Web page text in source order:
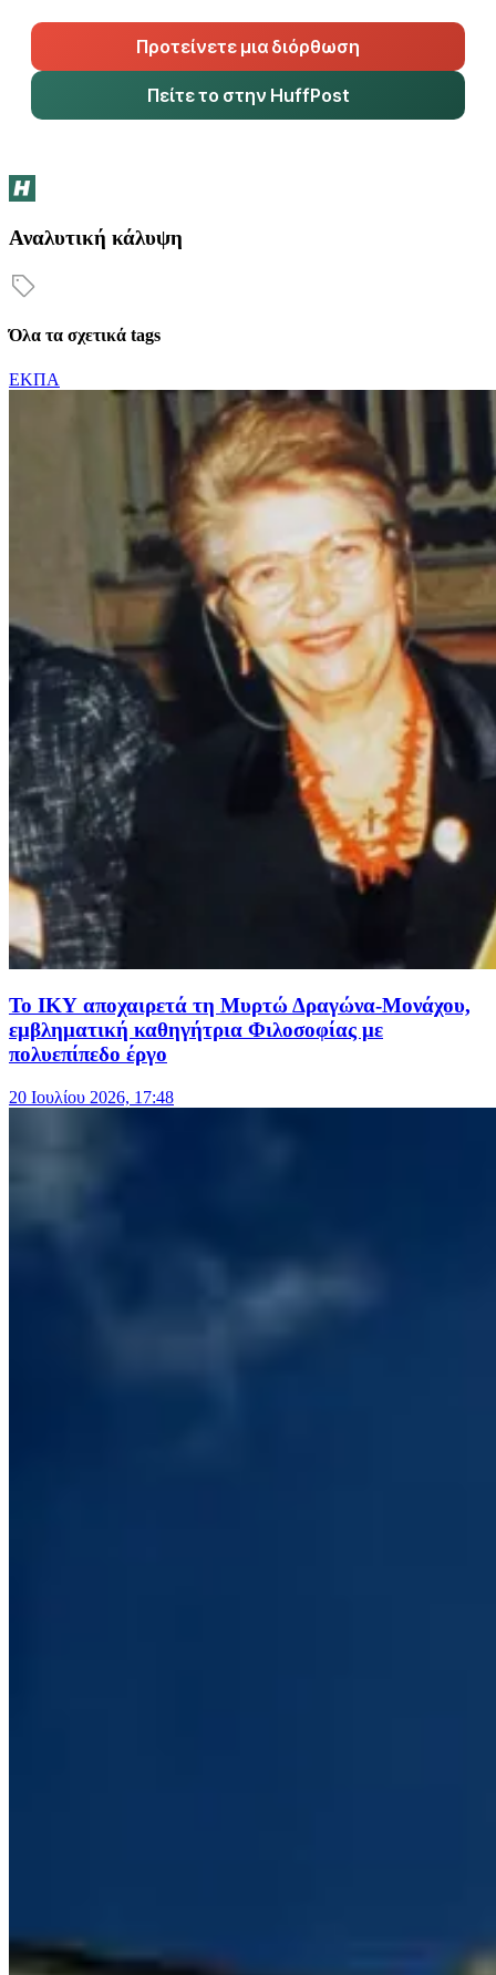
Προτείνετε μια διόρθωση
Πείτε το στην HuffPost
Αναλυτική κάλυψη
Όλα τα σχετικά tags
ΕΚΠΑ
Το ΙΚΥ αποχαιρετά τη Μυρτώ Δραγώνα-Μονάχου,
εμβληματική καθηγήτρια Φιλοσοφίας με
πολυεπίπεδο έργο
20 Ιουλίου 2026, 17:48